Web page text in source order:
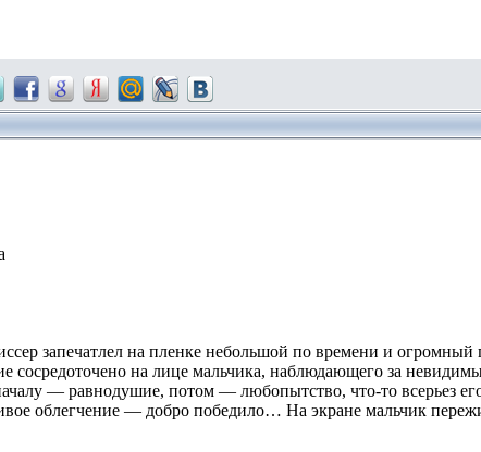
запечатлел на пленке небольшой по времени и
сосредоточено на лице мальчика, наблюдающего за
— равнодушие, потом — любопытство, что-то всерьез
облегчение — добро победило… На экране мальчик